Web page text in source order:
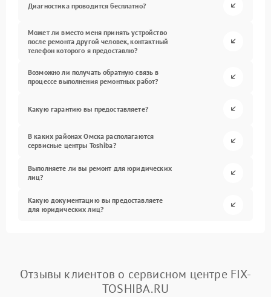
Диагностика проводится бесплатно?
Может ли вместо меня принять устройство
после ремонта другой человек, контактный
телефон которого я предоставлю?
Возможно ли получать обратную связь в
процессе выполнения ремонтных работ?
Какую гарантию вы предоставляете?
В каких районах Омска располагаются
сервисные центры Toshiba?
Выполняете ли вы ремонт для юридических
лиц?
Какую документацию вы предоставляете
для юридических лиц?
Отзывы клиентов о сервисном центре FIX-
TOSHIBA.RU